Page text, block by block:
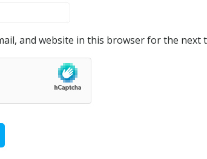
and website in this browser for the next